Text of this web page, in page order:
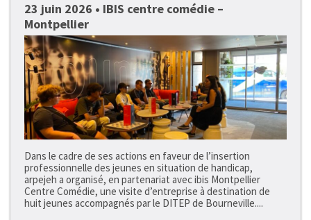
23 juin 2026 • IBIS centre comédie –
Montpellier
Dans le cadre de ses actions en faveur de l’insertion
professionnelle des jeunes en situation de handicap,
arpejeh a organisé, en partenariat avec ibis Montpellier
Centre Comédie, une visite d’entreprise à destination de
huit jeunes accompagnés par le DITEP de Bourneville....